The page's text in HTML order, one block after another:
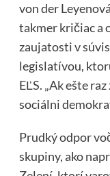
von der
takmer kričiac a
zaujatosti v
legislatívou,
EĽS. „Ak ešte
sociálni
Prudký odpor
skupiny, ako